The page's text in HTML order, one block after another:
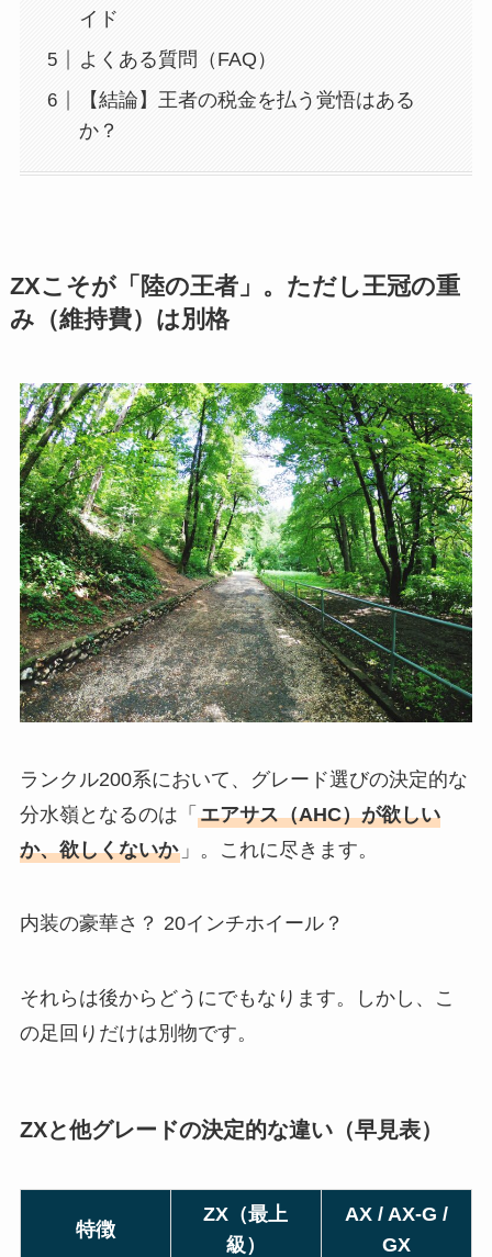
イド
よくある質問（FAQ）
【結論】王者の税金を払う覚悟はある
か？
ZXこそが「陸の王者」。ただし王冠の重
み（維持費）は別格
ランクル200系において、グレード選びの決定的な
分水嶺となるのは「 エアサス（AHC）が欲しい
か、欲しくないか」。これに尽きます。
内装の豪華さ？ 20インチホイール？
それらは後からどうにでもなります。しかし、こ
の足回りだけは別物です。
ZXと他グレードの決定的な違い（早見表）
特徴
ZX（最上
級）
AX / AX-G /
GX